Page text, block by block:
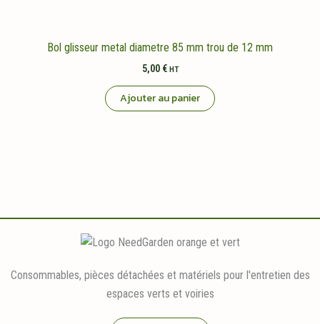
Bol glisseur metal diametre 85 mm trou de 12 mm
5,00 € HT
Ajouter au panier
Consommables, pièces détachées et matériels pour l'entretien des
espaces verts et voiries